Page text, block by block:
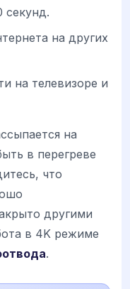
секунд.
на других
на телевизоре и
на
в перегреве
что
другими
в 4K режиме
.